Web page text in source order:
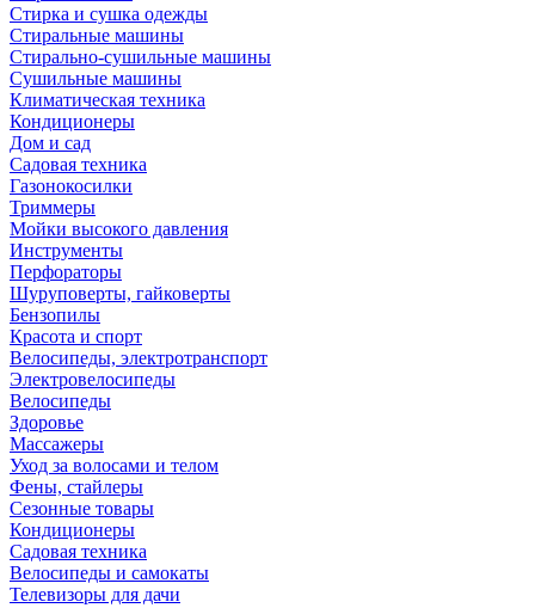
Стирка и сушка одежды
Стиральные машины
Стирально-сушильные машины
Сушильные машины
Климатическая техника
Кондиционеры
Дом и сад
Садовая техника
Газонокосилки
Триммеры
Мойки высокого давления
Инструменты
Перфораторы
Шуруповерты, гайковерты
Бензопилы
Красота и спорт
Велосипеды, электротранспорт
Электровелосипеды
Велосипеды
Здоровье
Массажеры
Уход за волосами и телом
Фены, стайлеры
Сезонные товары
Кондиционеры
Садовая техника
Велосипеды и самокаты
Телевизоры для дачи